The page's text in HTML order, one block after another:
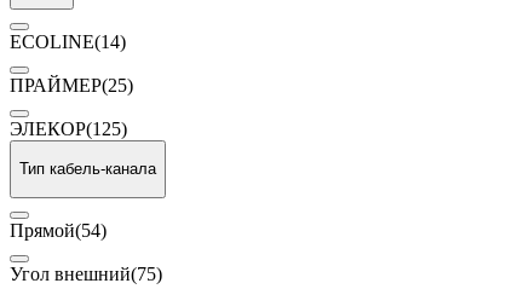
ECOLINE(14)
ПРАЙМЕР(25)
ЭЛЕКОР(125)
Тип кабель-канала
Прямой(54)
Угол внешний(75)